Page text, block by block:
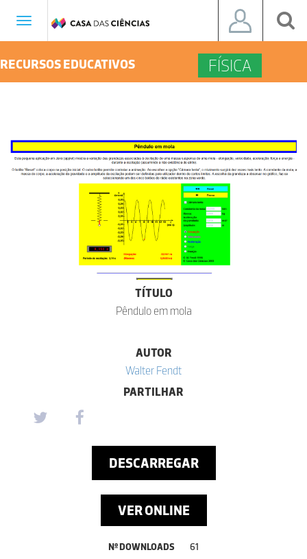
Toggle
RECURSOS EDUCATIVOS FÍSICA
TÍTULO
Pêndulo em mola
AUTOR
Walter Fendt
PARTILHAR
DESCARREGAR
VER ONLINE
Nº DOWNLOADS 61